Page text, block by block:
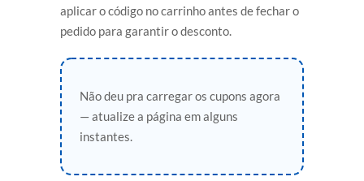
aplicar o código no carrinho antes de fechar o
pedido para garantir o desconto.
Não deu pra carregar os cupons agora
— atualize a página em alguns
instantes.